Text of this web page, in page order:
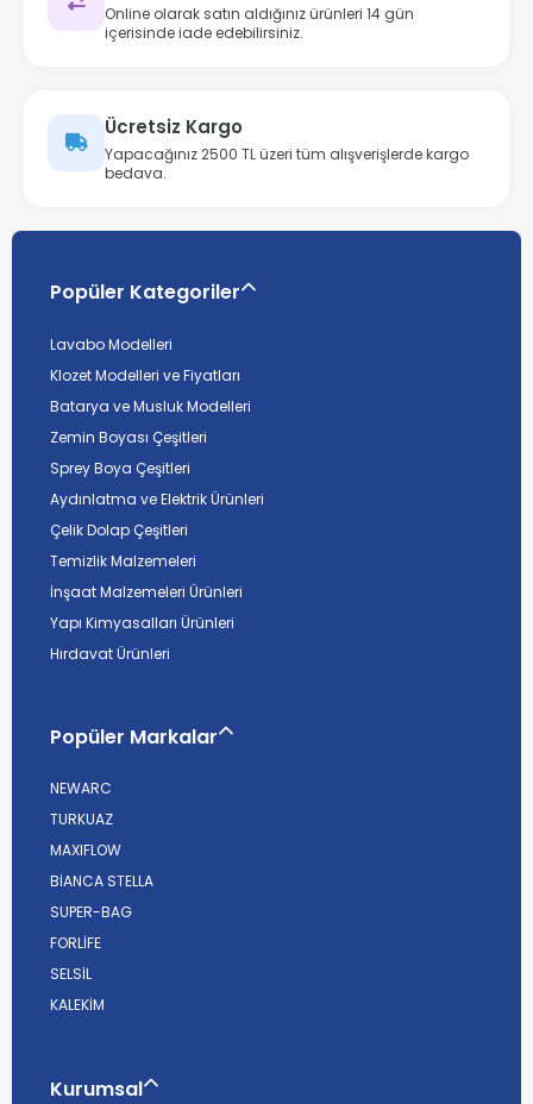
Online olarak satın aldığınız ürünleri 14 gün
içerisinde iade edebilirsiniz.
Ücretsiz Kargo
Yapacağınız 2500 TL üzeri tüm alışverişlerde kargo
bedava.
Popüler Kategoriler
Lavabo Modelleri
Klozet Modelleri ve Fiyatları
Batarya ve Musluk Modelleri
Zemin Boyası Çeşitleri
Sprey Boya Çeşitleri
Aydınlatma ve Elektrik Ürünleri
Çelik Dolap Çeşitleri
Temizlik Malzemeleri
İnşaat Malzemeleri Ürünleri
Yapı Kimyasalları Ürünleri
Hırdavat Ürünleri
Popüler Markalar
NEWARC
TURKUAZ
MAXIFLOW
BİANCA STELLA
SUPER-BAG
FORLİFE
SELSİL
KALEKİM
Kurumsal